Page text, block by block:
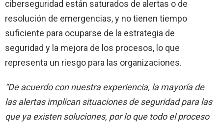
ciberseguridad están saturados de alertas o de
resolución de emergencias, y no tienen tiempo
suficiente para ocuparse de la estrategia de
seguridad y la mejora de los procesos, lo que
representa un riesgo para las organizaciones.
“De acuerdo con nuestra experiencia, la mayoría de
las alertas implican situaciones de seguridad para las
que ya existen soluciones, por lo que todo el proceso